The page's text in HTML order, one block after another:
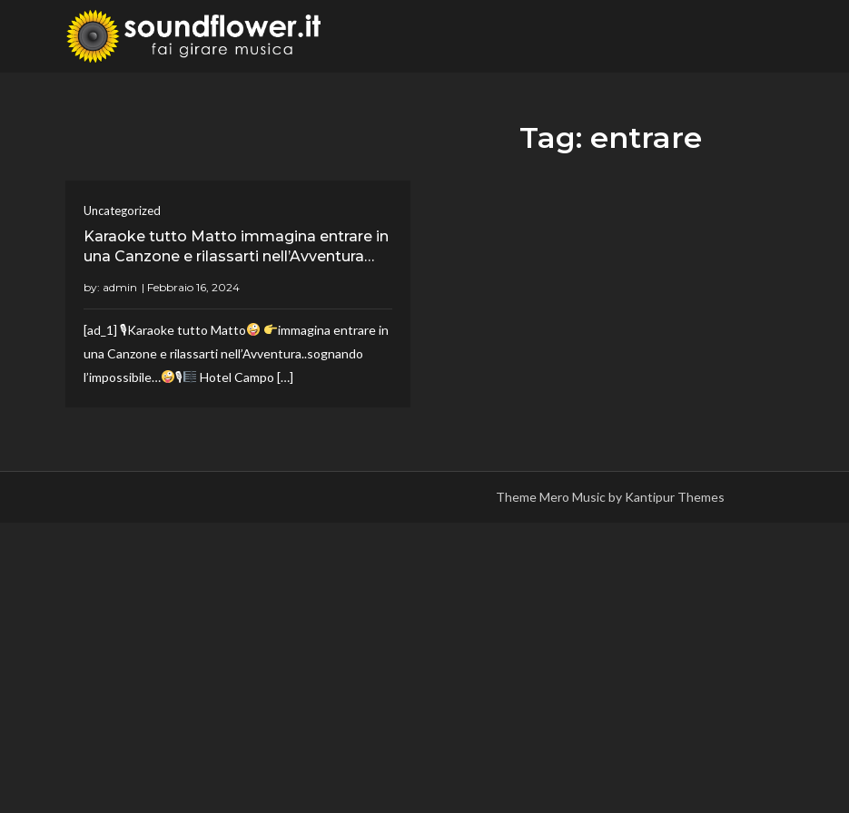
Tag: entrare
Uncategorized
Karaoke tutto Matto immagina entrare in
una Canzone e rilassarti nell’Avventura…
by: admin
[ad_1] 🎙Karaoke tutto Matto
immagina entrare in
una Canzone e rilassarti nell’Avventura..sognando
l’impossibile…
🎙 Hotel Campo […]
Theme Mero Music by Kantipur Themes